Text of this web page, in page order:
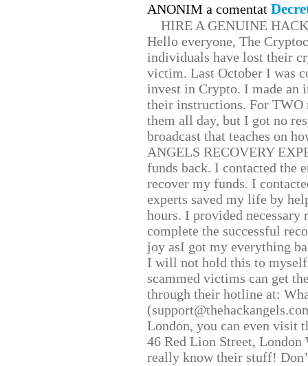
ANONIM a comentat
HIRE A GENUINE
Hello everyone, The
individuals have lost their
victim. Last October I was
invest in Crypto. I made
their instructions. For TWO
them all day, but I got no
broadcast that teaches on
ANGELS RECOVERY
funds back. I contacted the
recover my funds. I
experts saved my life by
hours. I provided
complete the successful
joy asI got my everything
I will not hold this to
scammed victims can get
through their hotline at:
London, you can even visit
46 Red Lion Street, London
really know their stuff!